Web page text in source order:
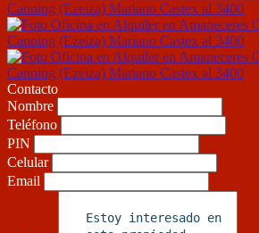
Contacto
Nombre
Teléfono
PIN
Celular
Email